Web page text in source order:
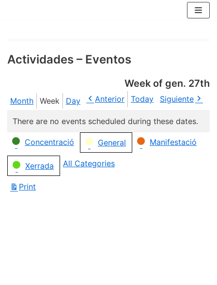
Actividades – Eventos
Week of gen. 27th
Month Week Day Anterior Today Siguiente
There are no events scheduled during these dates.
Categories
Concentració General Manifestació
Xerrada All Categories
Print